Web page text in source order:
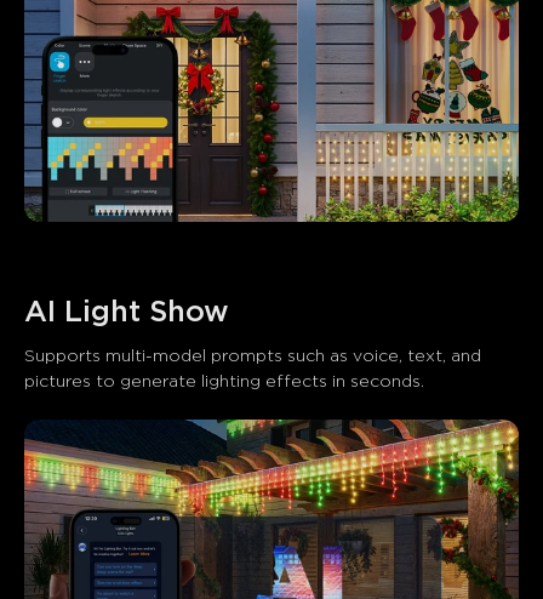
AI Light Show
Supports multi-model prompts such as voice, text, and
pictures to generate lighting effects in seconds.